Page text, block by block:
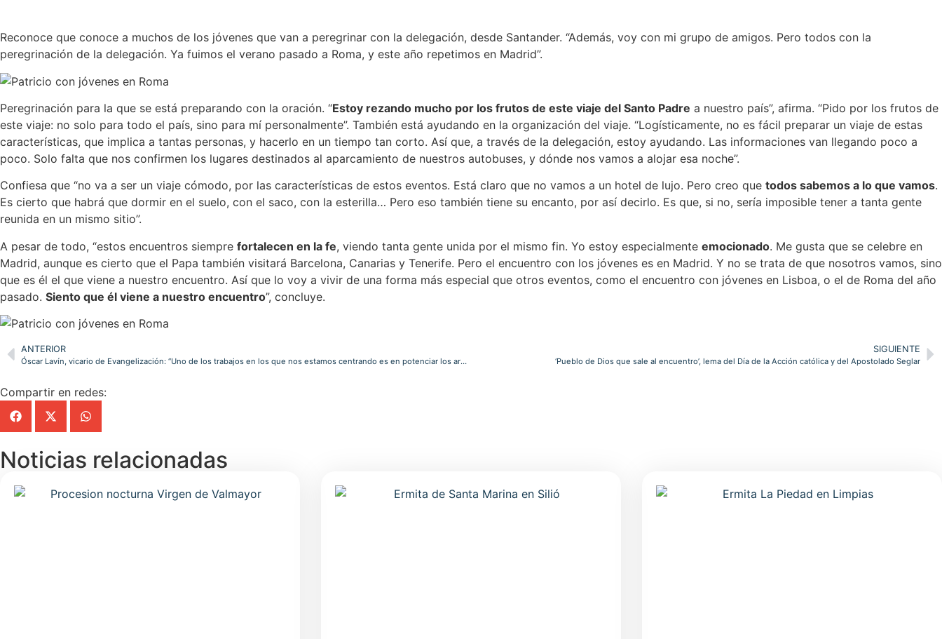
Reconoce que conoce a muchos de los jóvenes que van a peregrinar con la delegación, desde Santander. “Además, voy con mi grupo de amigos. Pero todos con la
peregrinación de la delegación. Ya fuimos el verano pasado a Roma, y este año repetimos en Madrid”.
Peregrinación para la que se está preparando con la oración. “Estoy rezando mucho por los frutos de este viaje del Santo Padre a nuestro país”, afirma. “Pido por los frutos de
este viaje: no solo para todo el país, sino para mí personalmente”. También está ayudando en la organización del viaje. “Logísticamente, no es fácil preparar un viaje de estas
características, que implica a tantas personas, y hacerlo en un tiempo tan corto. Así que, a través de la delegación, estoy ayudando. Las informaciones van llegando poco a
poco. Solo falta que nos confirmen los lugares destinados al aparcamiento de nuestros autobuses, y dónde nos vamos a alojar esa noche”.
Confiesa que “no va a ser un viaje cómodo, por las características de estos eventos. Está claro que no vamos a un hotel de lujo. Pero creo que todos sabemos a lo que vamos.
Es cierto que habrá que dormir en el suelo, con el saco, con la esterilla… Pero eso también tiene su encanto, por así decirlo. Es que, si no, sería imposible tener a tanta gente
reunida en un mismo sitio”.
A pesar de todo, “estos encuentros siempre fortalecen en la fe, viendo tanta gente unida por el mismo fin. Yo estoy especialmente emocionado. Me gusta que se celebre en
Madrid, aunque es cierto que el Papa también visitará Barcelona, Canarias y Tenerife. Pero el encuentro con los jóvenes es en Madrid. Y no se trata de que nosotros vamos, sino
que es él el que viene a nuestro encuentro. Así que lo voy a vivir de una forma más especial que otros eventos, como el encuentro con jóvenes en Lisboa, o el de Roma del año
pasado. Siento que él viene a nuestro encuentro”, concluye.
ANTERIOR
Óscar Lavín, vicario de Evangelización: “Uno de los trabajos en los que nos estamos centrando es en potenciar los arciprestazgos”
SIGUIENTE
‘Pueblo de Dios que sale al encuentro’, lema del Día de la Acción católica y del Apostolado Seglar
Compartir en redes:
Noticias relacionadas